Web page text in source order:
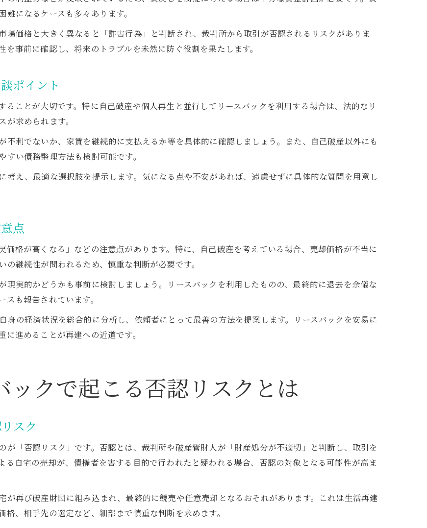
リースバックと個人再生の弁護士的比較ポイント
弁護士による住特条項のメリットとデメリット
個人再生で自宅を守る際の弁護士の役割
住特条項付き個人再生の手続きと弁護士の対応
になるケースも多々あります。
場価格と大きく異なると「詐害行為」と判断され、裁判所から取引が否認されるリスクがありま
事前に確認し、将来のトラブルを未然に防ぐ役割を果たします。
ポイント
ることが大切です。特に自己破産や個人再生と並行してリースバックを利用する場合は、法的なリ
求められます。
不利でないか、家賃を継続的に支払えるか等を具体的に確認しましょう。また、自己破産以外にも
すい債務整理方法も検討可能です。
考え、最適な選択肢を提示します。気になる点や不安があれば、遠慮せずに具体的な質問を用意し
点
価格が高くなる」などの注意点があります。特に、自己破産を考えている場合、売却価格が不当に
継続性が問われるため、慎重な判断が必要です。
現実的かどうかも事前に検討しましょう。リースバックを利用したものの、最終的に退去を余儀な
も報告されています。
の経済状況を総合的に分析し、依頼者にとって最善の方法を提案します。リースバックを安易に
進めることが再建への近道です。
ックで起こる否認リスクとは
スク
が「否認リスク」です。否認とは、裁判所や破産管財人が「財産処分が不適切」と判断し、取引を
る自宅の売却が、債権者を害する目的で行われたと疑われる場合、否認の対象となる可能性が高ま
が再び破産財団に組み込まれ、最終的に競売や任意売却となるおそれがあります。これは生活再建
、相手先の選定など、細部まで慎重な判断を求めます。